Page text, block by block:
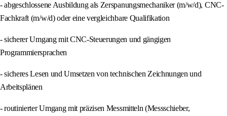
- abgeschlossene Ausbildung als Zerspanungsmechaniker (m/w/d), CNC-
Fachkraft (m/w/d) oder eine vergleichbare Qualifikation
- sicherer Umgang mit CNC-Steuerungen und gängigen
Programmiersprachen
- sicheres Lesen und Umsetzen von technischen Zeichnungen und
Arbeitsplänen
- routinierter Umgang mit präzisen Messmitteln (Messschieber,